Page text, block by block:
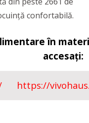
confortabilă.
în
accesați:
https://